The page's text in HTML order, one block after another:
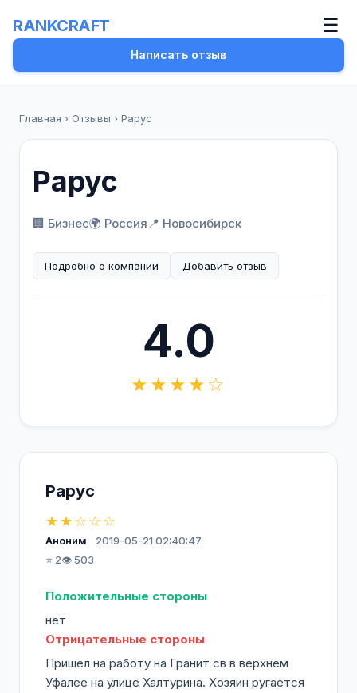
RANKCRAFT ☰
Написать отзыв
Главная › Отзывы › Рарус
Рарус
🏢 Бизнес🌍 Россия📍 Новосибирск
Подробно о компании Добавить отзыв
4.0
★★★★☆
Рарус
★★☆☆☆
Аноним
2019-05-21 02:40:47
⭐ 2👁️ 503
Положительные стороны
нет
Отрицательные стороны
Пришел на работу на Гранит св в верхнем
Уфалее на улице Халтурина. Хозяин ругается